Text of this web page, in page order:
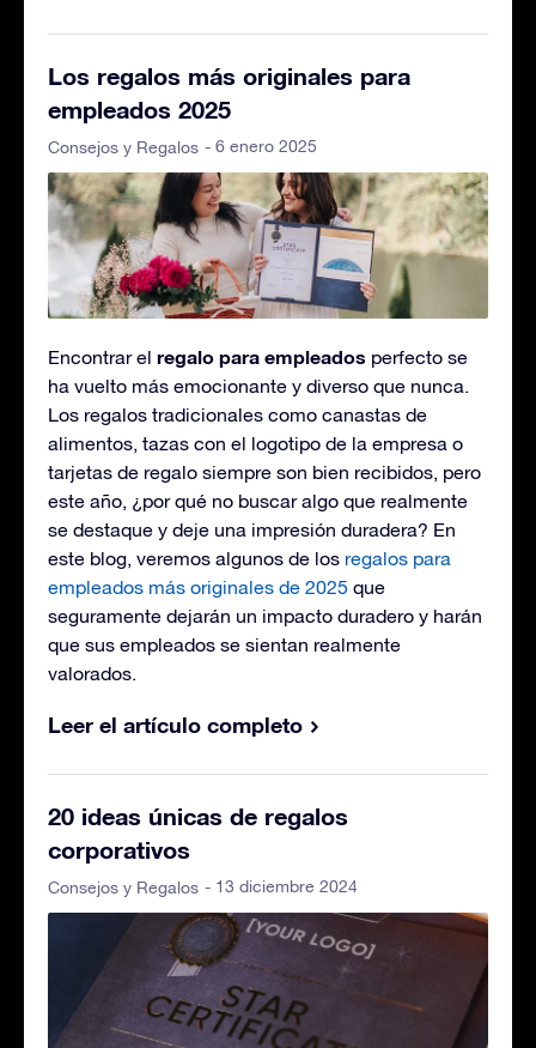
Los regalos más originales para
empleados 2025
Consejos y Regalos - 6 enero 2025
Encontrar el regalo para empleados perfecto se
ha vuelto más emocionante y diverso que nunca.
Los regalos tradicionales como canastas de
alimentos, tazas con el logotipo de la empresa o
tarjetas de regalo siempre son bien recibidos, pero
este año, ¿por qué no buscar algo que realmente
se destaque y deje una impresión duradera? En
este blog, veremos algunos de los regalos para
empleados más originales de 2025 que
seguramente dejarán un impacto duradero y harán
que sus empleados se sientan realmente
valorados.
Leer el artículo completo
20 ideas únicas de regalos
corporativos
Consejos y Regalos - 13 diciembre 2024